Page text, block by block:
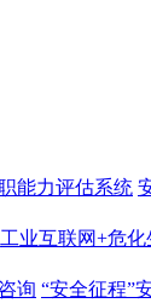
能力评估系统
工业互联网+危化
询 “安全征程”